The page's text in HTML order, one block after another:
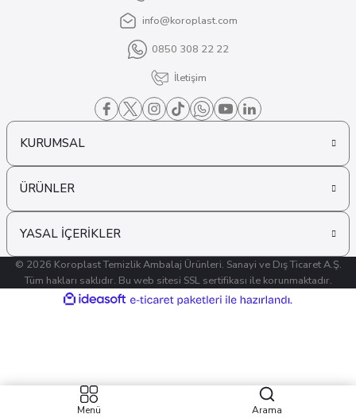
info@koroplast.com
0850 308 22 22
İletişim
KURUMSAL
ÜRÜNLER
YASAL İÇERİKLER
© 2026 Koroplast Temizlik Ambalaj Ürünleri. Sanayi ve Dış Ticaret A.Ş.
Tüm hakları saklıdır. Bu web sitesi SSL sertifikası ile korunmaktadır.
Menü Arama
ideasoft
e-